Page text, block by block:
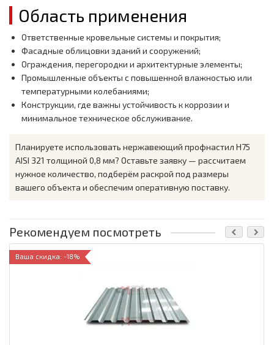
Область применения
Ответственные кровельные системы и покрытия;
Фасадные облицовки зданий и сооружений;
Ограждения, перегородки и архитектурные элементы;
Промышленные объекты с повышенной влажностью или
температурными колебаниями;
Конструкции, где важны устойчивость к коррозии и
минимальное техническое обслуживание.
Планируете использовать нержавеющий профнастил H75
AISI 321 толщиной 0,8 мм? Оставьте заявку — рассчитаем
нужное количество, подберём раскрой под размеры
вашего объекта и обеспечим оперативную поставку.
Рекомендуем посмотреть
Ваша скидка: -18%